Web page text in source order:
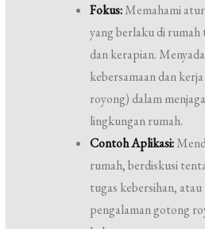
Fokus:Memahami
yang berlaku di
dan kerapian.
kebersamaan dan
royong) dalam
lingkungan rumah.
Contoh Aplikasi:
rumah, berdiskusi
tugas kebersihan,
pengalaman gotong